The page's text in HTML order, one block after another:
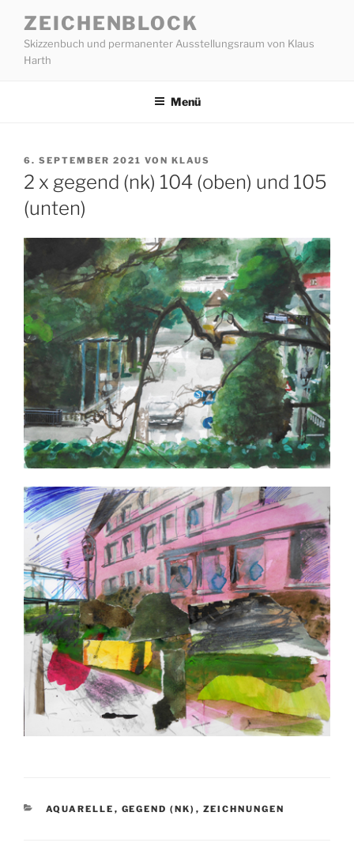
Inhalt
springen
ZEICHENBLOCK
Skizzenbuch und permanenter Ausstellungsraum von Klaus
Harth
Menü
VERÖFFENTLICHT
AM
6. SEPTEMBER 2021 VON KLAUS
2 x gegend (nk) 104 (oben) und 105
(unten)
KATEGORIEN
AQUARELLE , GEGEND (NK) , ZEICHNUNGEN